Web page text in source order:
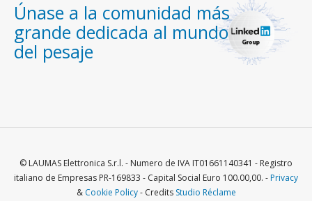
Únase a la comunidad más
grande dedicada al mundo
del pesaje
© LAUMAS Elettronica S.r.l. - Numero de IVA IT01661140341 - Registro
italiano de Empresas PR-169833 - Capital Social Euro 100.00,00. -Privacy
& Cookie Policy- Credits Studio Réclame